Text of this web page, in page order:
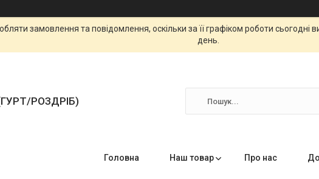
замовлення та повідомлення, оскільки за її графіком роботи
день.
РОЗДРІБ)
Головна Наш товар Про нас